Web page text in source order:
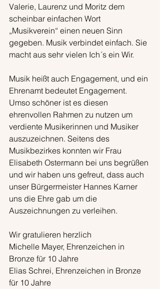
Valerie, Laurenz und Moritz dem
scheinbar einfachen Wort
„Musikverein“ einen neuen Sinn
gegeben. Musik verbindet einfach. Sie
macht aus sehr vielen Ich´s ein Wir.
Musik heißt auch Engagement, und ein
Ehrenamt bedeutet Engagement.
Umso schöner ist es diesen
ehrenvollen Rahmen zu nutzen um
verdiente Musikerinnen und Musiker
auszuzeichnen. Seitens des
Musikbezirkes konnten wir Frau
Elisabeth Ostermann bei uns begrüßen
und wir haben uns gefreut, dass auch
unser Bürgermeister Hannes Karner
uns die Ehre gab um die
Auszeichnungen zu verleihen.
Wir gratulieren herzlich
Michelle Mayer, Ehrenzeichen in
Bronze für 10 Jahre
Elias Schrei, Ehrenzeichen in Bronze
für 10 Jahre